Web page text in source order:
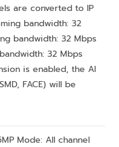
are converted to IP
bandwidth: 32
bandwidth: 32 Mbps
32 Mbps
is enabled, the AI
FACE) will be
Mode: All channel